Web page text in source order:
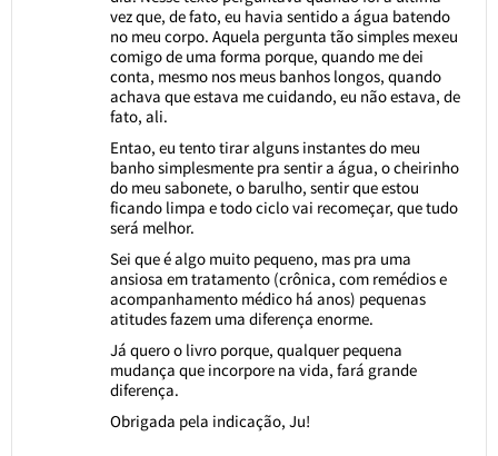
vez que, de fato, eu havia sentido a água batendo
no meu corpo. Aquela pergunta tão simples mexeu
comigo de uma forma porque, quando me dei
conta, mesmo nos meus banhos longos, quando
achava que estava me cuidando, eu não estava, de
fato, ali.
Entao, eu tento tirar alguns instantes do meu
banho simplesmente pra sentir a água, o cheirinho
do meu sabonete, o barulho, sentir que estou
ficando limpa e todo ciclo vai recomeçar, que tudo
será melhor.
Sei que é algo muito pequeno, mas pra uma
ansiosa em tratamento (crônica, com remédios e
acompanhamento médico há anos) pequenas
atitudes fazem uma diferença enorme.
Já quero o livro porque, qualquer pequena
mudança que incorpore na vida, fará grande
diferença.
Obrigada pela indicação, Ju!